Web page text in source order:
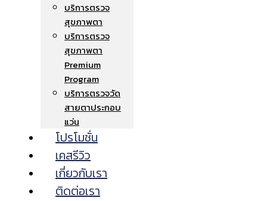
บริการตรวจ
สุขภาพตา
บริการตรวจ
สุขภาพตา
Premium
Program
บริการตรวจวัด
สายตาประกอบ
แว่น
โปรโมชั่น
เคสรีวิว
เกี่ยวกับเรา
ติดต่อเรา